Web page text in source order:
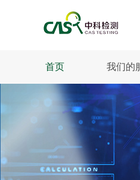
首页 我们的
生态环保
工业材料
美妆消毒
石油化工